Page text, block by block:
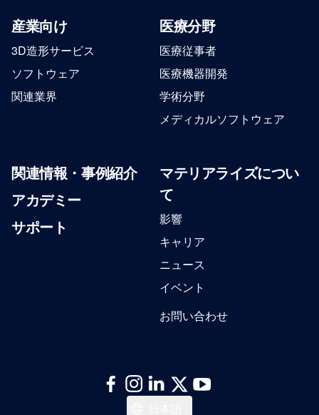
産業向け
3D造形サービス
ソフトウェア
関連業界
医療分野
医療従事者
医療機器開発
学術分野
メディカルソフトウェア
関連情報・事例紹介
アカデミー
サポート
マテリアライズについ
て
影響
キャリア
ニュース
イベント
お問い合わせ